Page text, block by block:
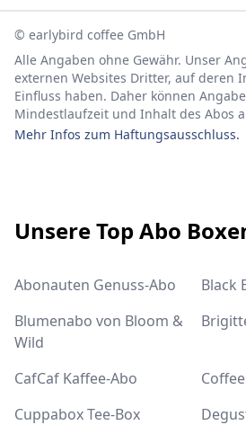
© earlybird coffee GmbH
Alle Angaben ohne Gewähr. Unser
externen Websites Dritter, auf deren
Einfluss haben. Daher können
Mindestlaufzeit und Inhalt des Abos
Mehr Infos zum Haftungsausschluss.
Unsere Top Abo
Abonauten Genuss-Abo
Black
Blumenabo von Bloom &
Wild
CafCaf Kaffee-Abo
Cuppabox Tee-Box